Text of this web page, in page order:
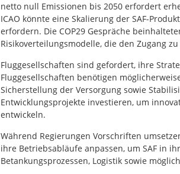
netto null Emissionen bis 2050 erfordert
ICAO könnte eine Skalierung der SAF-
erfordern. Die COP29 Gespräche
Risikoverteilungsmodelle, die den Zugang
Fluggesellschaften sind gefordert, ihre
Fluggesellschaften benötigen
Sicherstellung der Versorgung sowie
Entwicklungsprojekte investieren, um
entwickeln.
Während Regierungen Vorschriften
ihre Betriebsabläufe anpassen, um SAF in
Betankungsprozessen, Logistik sowie